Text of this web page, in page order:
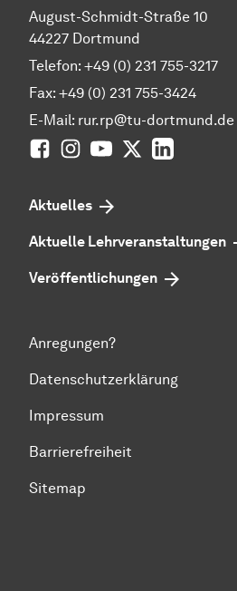
August-Schmidt-Straße 10
44227 Dortmund
Telefon: +49 (0) 231 755-3217
Fax: +49 (0) 231 755-3424
E-Mail: rur.rp@tu-dortmund.de
FacebookInstagram
YouTubeTwitterLinkedIn
Aktuelles
Aktuelle Lehrveranstaltungen
Veröffentlichungen
Anregungen?
Datenschutzerklärung
Impressum
Barrierefreiheit
Sitemap